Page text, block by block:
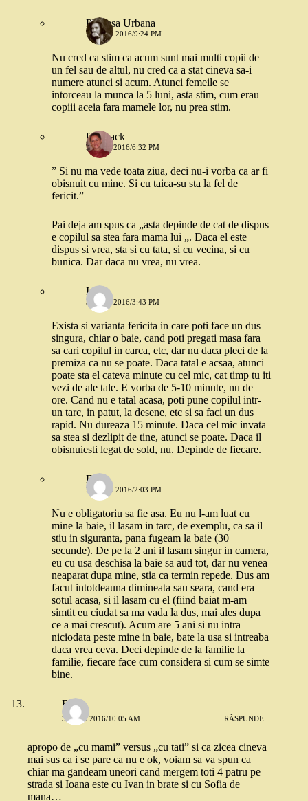
Printesa Urbana
2 IUNIE 2016/9:24 PM
Nu cred ca stim ca acum sunt mai multi copii de
un fel sau de altul, nu cred ca a stat cineva sa-i
numere atunci si acum. Atunci femeile se
intorceau la munca la 5 luni, asta stim, cum erau
copiii aceia fara mamele lor, nu prea stim.
feedback
31 MAI 2016/6:32 PM
” Si nu ma vede toata ziua, deci nu-i vorba ca ar fi
obisnuit cu mine. Si cu taica-su sta la fel de
fericit.”
Pai deja am spus ca „asta depinde de cat de dispus
e copilul sa stea fara mama lui „. Daca el este
dispus si vrea, sta si cu tata, si cu vecina, si cu
bunica. Dar daca nu vrea, nu vrea.
Ioana
31 MAI 2016/3:43 PM
Exista si varianta fericita in care poti face un dus
singura, chiar o baie, cand poti pregati masa fara
sa cari copilul in carca, etc, dar nu daca pleci de la
premiza ca nu se poate. Daca tatal e acsaa, atunci
poate sta el cateva minute cu cel mic, cat timp tu iti
vezi de ale tale. E vorba de 5-10 minute, nu de
ore. Cand nu e tatal acasa, poti pune copilul intr-
un tarc, in patut, la desene, etc si sa faci un dus
rapid. Nu dureaza 15 minute. Daca cel mic invata
sa stea si dezlipit de tine, atunci se poate. Daca il
obisnuiesti legat de sold, nu. Depinde de fiecare.
Dana
2 IUNIE 2016/2:03 PM
Nu e obligatoriu sa fie asa. Eu nu l-am luat cu
mine la baie, il lasam in tarc, de exemplu, ca sa il
stiu in siguranta, pana fugeam la baie (30
secunde). De pe la 2 ani il lasam singur in camera,
eu cu usa deschisa la baie sa aud tot, dar nu venea
neaparat dupa mine, stia ca termin repede. Dus am
facut intotdeauna dimineata sau seara, cand era
sotul acasa, si il lasam cu el (fiind baiat m-am
simtit eu ciudat sa ma vada la dus, mai ales dupa
ce a mai crescut). Acum are 5 ani si nu intra
niciodata peste mine in baie, bate la usa si intreaba
daca vrea ceva. Deci depinde de la familie la
familie, fiecare face cum considera si cum se simte
bine.
Robo
31 MAI 2016/10:05 AM RĂSPUNDE
apropo de „cu mami” versus „cu tati” si ca zicea cineva
mai sus ca i se pare ca nu e ok, voiam sa va spun ca
chiar ma gandeam uneori cand mergem toti 4 patru pe
strada si Ioana este cu Ivan in brate si cu Sofia de
mana…